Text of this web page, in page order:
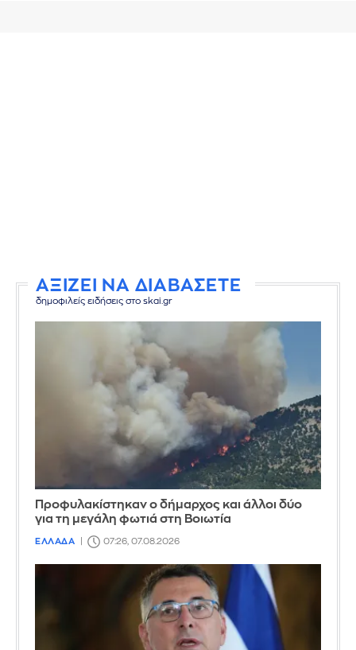
ΑΞΙΖΕΙ ΝΑ ΔΙΑΒΑΣΕΤΕ
δημοφιλείς ειδήσεις στο skai.gr
Προφυλακίστηκαν ο δήμαρχος και άλλοι δύο
για τη μεγάλη φωτιά στη Βοιωτία
ΕΛΛΑΔΑ 07:26, 07.08.2026